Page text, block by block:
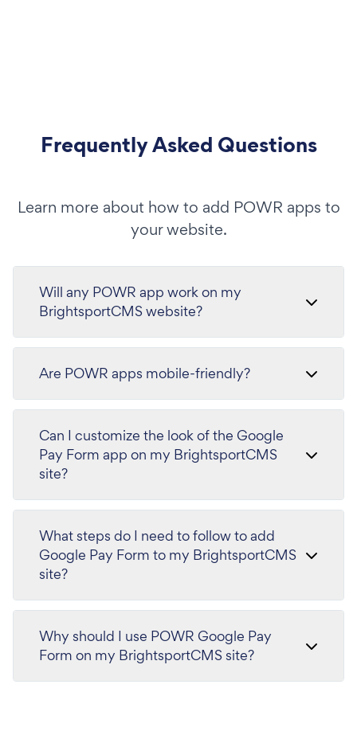
Frequently Asked Questions
Learn more about how to add POWR apps to
your website.
Will any POWR app work on my
BrightsportCMS website?
Are POWR apps mobile-friendly?
Can I customize the look of the Google
Pay Form app on my BrightsportCMS
site?
What steps do I need to follow to add
Google Pay Form to my BrightsportCMS
site?
Why should I use POWR Google Pay
Form on my BrightsportCMS site?